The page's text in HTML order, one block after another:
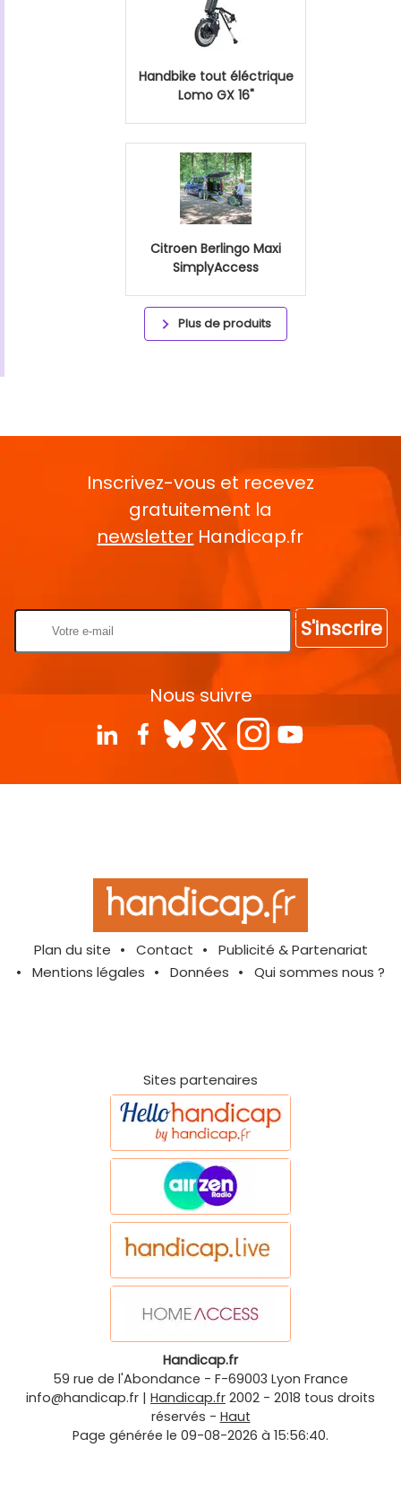
Handbike tout éléctrique
Lomo GX 16"
Citroen Berlingo Maxi
SimplyAccess
Plus de produits
Inscrivez-vous et recevez
gratuitement la
newsletter Handicap.fr
S'inscrire
Nous suivre
Plan du site Contact
Publicité & Partenariat
Mentions légales
Données Qui sommes nous ?
Sites partenaires
Handicap.fr
59 rue de l'Abondance - F-69003 Lyon France
info@handicap.fr | Handicap.fr 2002 - 2018 tous droits
réservés - Haut
Page générée le 09-08-2026 à 15:56:40.